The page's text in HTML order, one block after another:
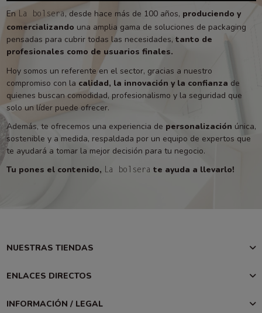
En La bolsera , desde hace más de 100 años, produciendo y
comercializando una amplia gama de soluciones de packaging
pensadas para cubrir todas las necesidades, tanto de
profesionales como de usuarios finales.
Hoy somos un referente en el sector, gracias a nuestro
compromiso con la calidad, la innovación y la confianza de
quienes buscan comodidad, profesionalismo y la seguridad que
solo un líder puede ofrecer.
Además, te ofrecemos una experiencia de personalización única,
sostenible y a medida, respaldada por un equipo de expertos que
te ayudará a tomar la mejor decisión para tu negocio.
Tu pones el contenido, La bolsera te ayuda a llevarlo!
NUESTRAS TIENDAS
ENLACES DIRECTOS
INFORMACIÓN / LEGAL